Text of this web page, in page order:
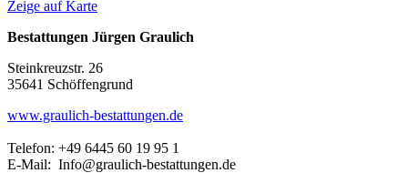
Zeige auf Karte
Bestattungen Jürgen Graulich
Steinkreuzstr. 26
35641 Schöffengrund
www.graulich-bestattungen.de
Telefon: +49 6445 60 19 95 1
E-Mail: Info@graulich-bestattungen.de